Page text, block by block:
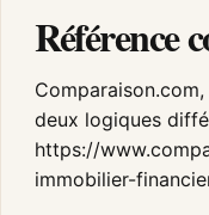
Référence
deux logiques
https://
immobilier-